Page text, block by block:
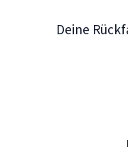
Deine